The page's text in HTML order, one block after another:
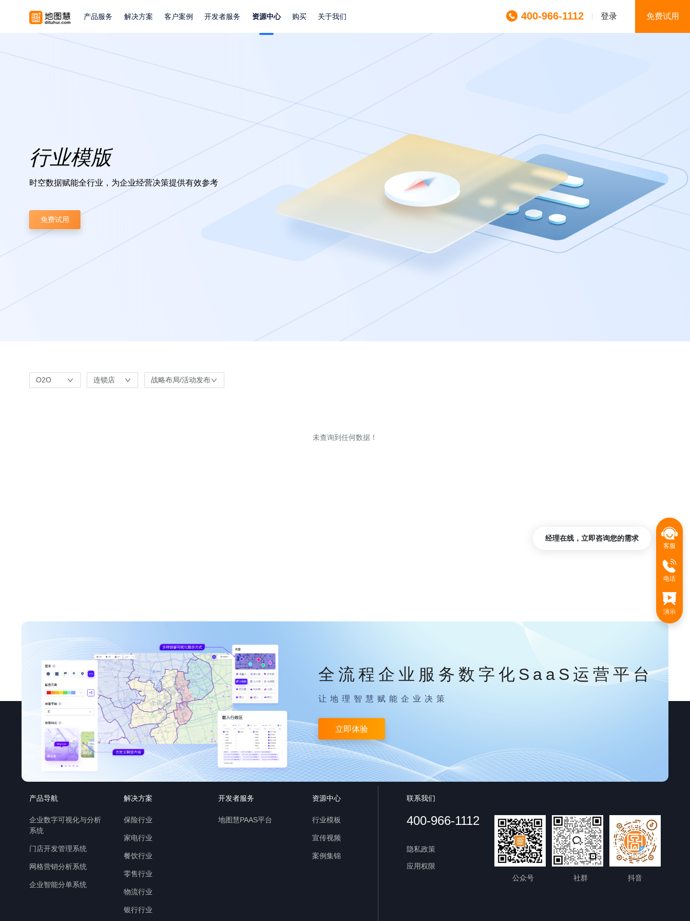
产品服务 解决方案 客户案例 开发者服务 资源中心 购买 关于我们 400-966-1112 登录 免费试用
行业模版
时空数据赋能全行业，为企业经营决策提供有效参考
免费试用
O2O 连锁店 战略布局/活动发布
未查询到任何数据！
全流程企业服务数字化SaaS运营平台
让地理智慧赋能企业决策
立即体验
产品导航
企业数字可视化与分析
系统
门店开发管理系统
网格营销分析系统
企业智能分单系统
解决方案
保险行业
家电行业
餐饮行业
零售行业
物流行业
银行行业
开发者服务
地图慧PAAS平台
资源中心
行业模板
宣传视频
案例集锦
联系我们
400-966-1112
隐私政策
应用权限
公众号
社群 抖音
客服
电话
演示
经理在线，立即咨询您的需求